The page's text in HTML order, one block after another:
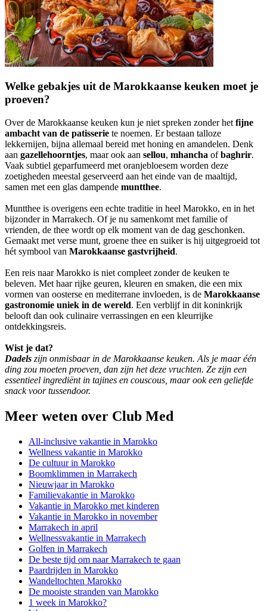
Welke gebakjes uit de Marokkaanse keuken moet je
proeven?
Over de Marokkaanse keuken kun je niet spreken zonder het fijne
ambacht van de patisserie te noemen. Er bestaan talloze
lekkernijen, bijna allemaal bereid met honing en amandelen. Denk
aan gazellehoorntjes, maar ook aan sellou, mhancha ofbaghrir.
Vaak subtiel geparfumeerd met oranjebloesem worden deze
zoetigheden meestal geserveerd aan het einde van de maaltijd,
samen met een glas dampende muntthee.
Muntthee is overigens een echte traditie in heel Marokko, en in het
bijzonder in Marrakech. Of je nu samenkomt met familie of
vrienden, de thee wordt op elk moment van de dag geschonken.
Gemaakt met verse munt, groene thee en suiker is hij uitgegroeid tot
hét symbool van Marokkaanse gastvrijheid.
Een reis naar Marokko is niet compleet zonder de keuken te
beleven. Met haar rijke geuren, kleuren en smaken, die een mix
vormen van oosterse en mediterrane invloeden, is de Marokkaanse
gastronomie uniek in de wereld. Een verblijf in dit koninkrijk
belooft dan ook culinaire verrassingen en een kleurrijke
ontdekkingsreis.
Wist je dat?
Dadels zijn onmisbaar in de Marokkaanse keuken. Als je maar één
ding zou moeten proeven, dan zijn het deze vruchten. Ze zijn een
essentieel ingrediënt in tajines en couscous, maar ook een geliefde
snack voor tussendoor.
Meer weten over Club Med
All-inclusive vakantie in Marokko
Wellness vakantie in Marokko
De cultuur in Marokko
Boomklimmen in Marrakech
Nieuwjaar in Marokko
Familievakantie in Marokko
Vakantie in Marokko met kinderen
Vakantie in Marokko in november
Marrakech in april
Wellnessvakantie in Marrakech
Golfen in Marrakech
De beste tijd om naar Marrakech te gaan
Paardrijden in Marokko
Wandeltochten Marokko
De mooiste stranden van Marokko
1 week in Marokko?